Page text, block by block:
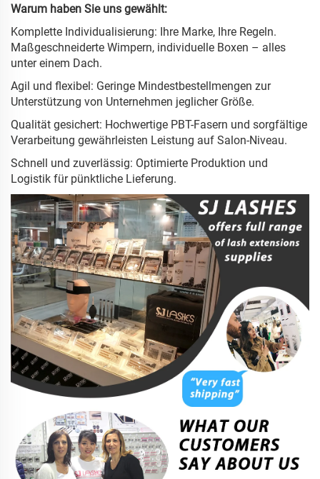
Warum haben Sie uns gewählt:
Komplette Individualisierung: Ihre Marke, Ihre Regeln.
Maßgeschneiderte Wimpern, individuelle Boxen – alles
unter einem Dach.
Agil und flexibel: Geringe Mindestbestellmengen zur
Unterstützung von Unternehmen jeglicher Größe.
Qualität gesichert: Hochwertige PBT-Fasern und sorgfältige
Verarbeitung gewährleisten Leistung auf Salon-Niveau.
Schnell und zuverlässig: Optimierte Produktion und
Logistik für pünktliche Lieferung.